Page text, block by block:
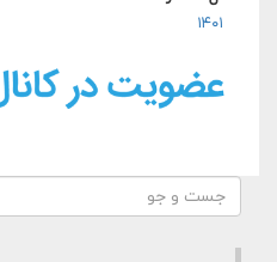
۱۴۰۱
فرم جستجو